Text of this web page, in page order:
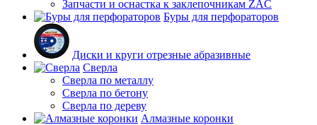
Запчасти и оснастка к заклепочникам ZAC
Буры для перфораторов
Диски и круги отрезные абразивные
Сверла
Сверла по металлу
Сверла по бетону
Сверла по дереву
Алмазные коронки